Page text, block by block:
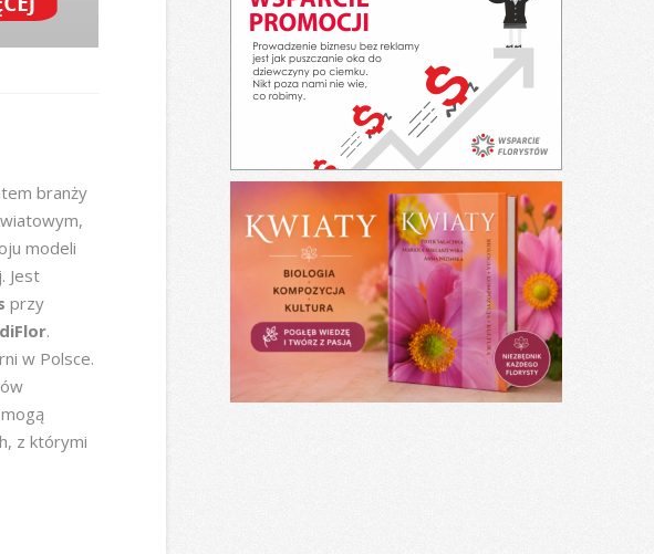
branży
modeli
Jest
przy
.
w Polsce.
z którymi